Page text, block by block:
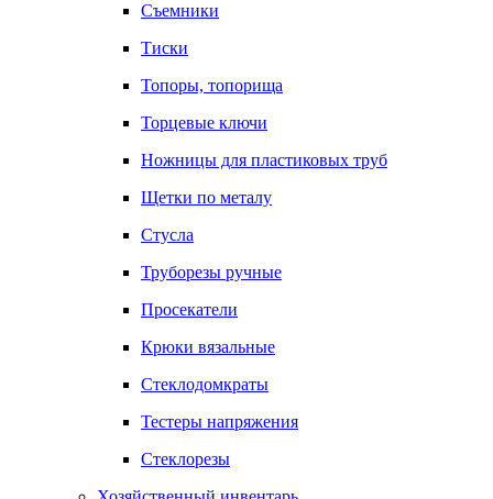
Съемники
Тиски
Топоры, топорища
Торцевые ключи
Ножницы для пластиковых труб
Щетки по металу
Стусла
Труборезы ручные
Просекатели
Крюки вязальные
Стеклодомкраты
Тестеры напряжения
Стеклорезы